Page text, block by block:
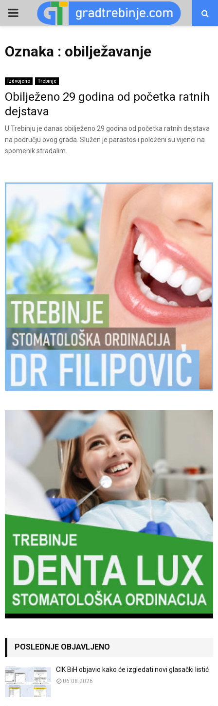
PRIMARY
Oznaka : obilježavanje
Izdvojeno Trebinje
Obilježeno 29 godina od početka ratnih
dejstava
U Trebinju je danas obilježeno 29 godina od početka ratnih dejstava
na području ovog grada. Služen je parastos i položeni su vijenci na
spomenik stradalim...
POSLEDNJE OBJAVLJENO
CIK BiH objavio kako će izgledati novi glasački listić
06.08.2026